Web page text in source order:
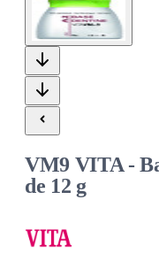
VM9 VITA -
de 12 g